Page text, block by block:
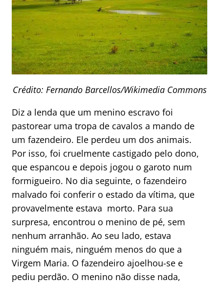
Crédito: Fernando Barcellos/Wikimedia Commons
Diz a lenda que um menino escravo foi
pastorear uma tropa de cavalos a mando de
um fazendeiro. Ele perdeu um dos animais.
Por isso, foi cruelmente castigado pelo dono,
que espancou e depois jogou o garoto num
formigueiro. No dia seguinte, o fazendeiro
malvado foi conferir o estado da vítima, que
provavelmente estava morto. Para sua
surpresa, encontrou o menino de pé, sem
nenhum arranhão. Ao seu lado, estava
ninguém mais, ninguém menos do que a
Virgem Maria. O fazendeiro ajoelhou-se e
pediu perdão. O menino não disse nada,